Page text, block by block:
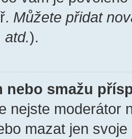
Můžete přidat
atd.).
nebo smažu
nejste moderátor
mazat jen